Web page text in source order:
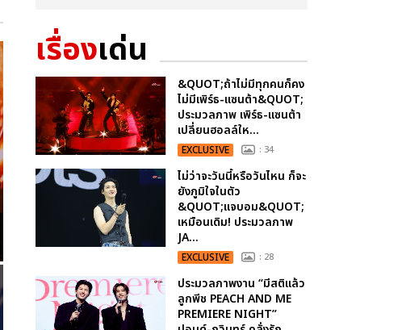
เรื่องเด่น
&QUOT;ถ้าไม่มีทุกคนก็คง
ไม่มีเพิร์ธ-แซนต้า&QUOT;
ประมวลภาพ เพิร์ธ-แซนต้า
เปลี่ยนฮอลล์ให...
EXCLUSIVE : 34
ไม่ว่าจะวันนี้หรือวันไหน ก็จะ
ยังภูมิใจในตัว
&QUOT;แจบอม&QUOT;
เหมือนเดิม! ประมวลภาพ
JA...
EXCLUSIVE : 28
ประมวลภาพงาน “มีสติแล้ว
ลูกพีช PEACH AND ME
PREMIERE NIGHT”